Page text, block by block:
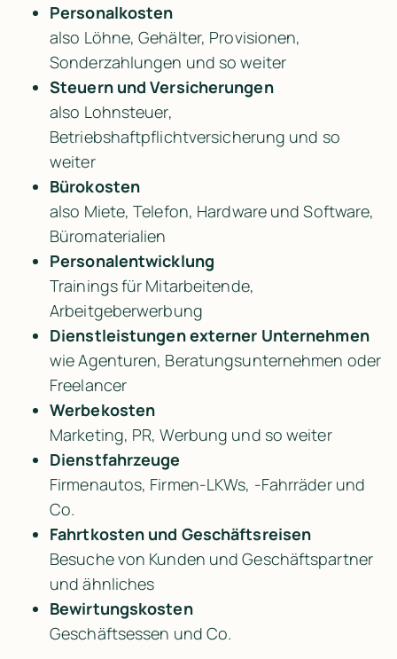
Personalkosten
also Löhne, Gehälter, Provisionen,
Sonderzahlungen und so weiter
Steuern und Versicherungen
also Lohnsteuer,
Betriebshaftpflichtversicherung und so
weiter
Bürokosten
also Miete, Telefon, Hardware und Software,
Büromaterialien
Personalentwicklung
Trainings für Mitarbeitende,
Arbeitgeberwerbung
Dienstleistungen externer Unternehmen
wie Agenturen, Beratungsunternehmen oder
Freelancer
Werbekosten
Marketing, PR, Werbung und so weiter
Dienstfahrzeuge
Firmenautos, Firmen-LKWs, -Fahrräder und
Co.
Fahrtkosten und Geschäftsreisen
Besuche von Kunden und Geschäftspartner
und ähnliches
Bewirtungskosten
Geschäftsessen und Co.